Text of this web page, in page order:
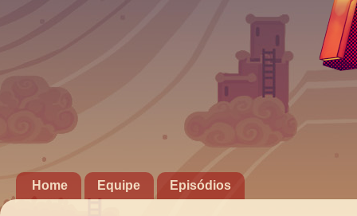
Home Equipe Episódios